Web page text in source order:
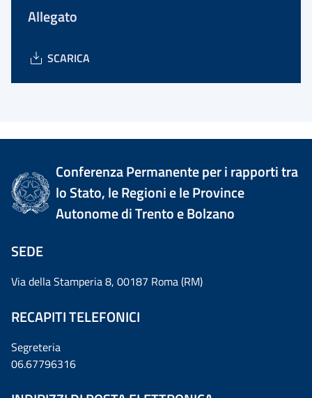
Allegato
SCARICA
Conferenza Permanente per i rapporti tra
lo Stato, le Regioni e le Province
Autonome di Trento e Bolzano
SEDE
Via della Stamperia 8, 00187 Roma (RM)
RECAPITI TELEFONICI
Segreteria
06.67796316